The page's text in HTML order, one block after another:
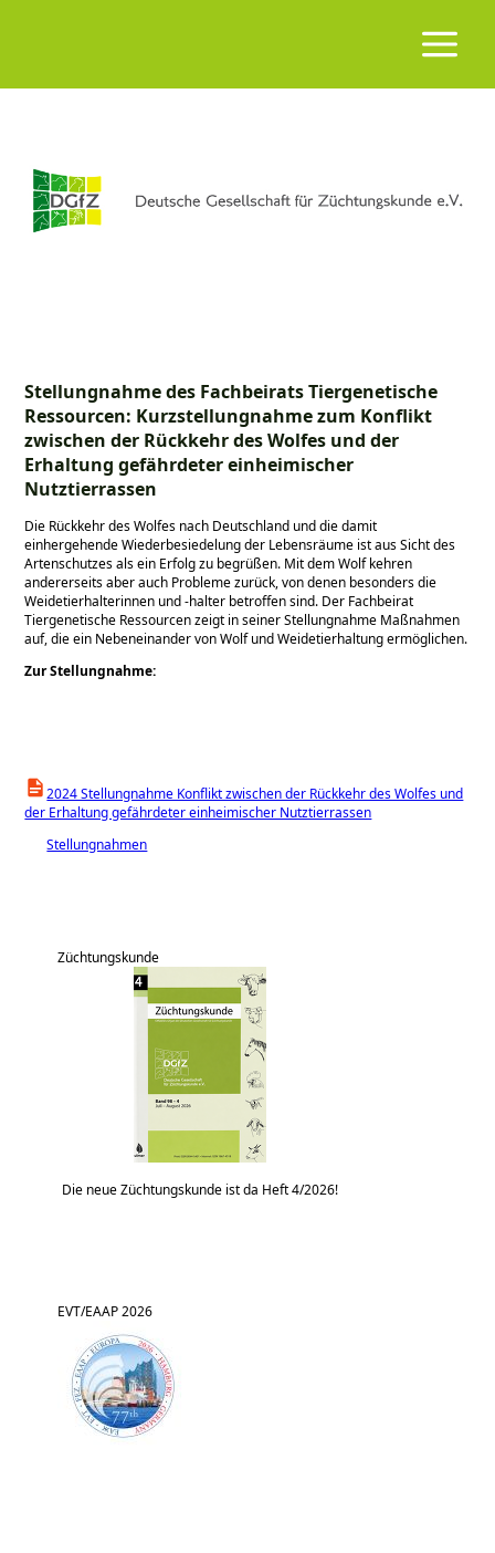
Stellungnahme des Fachbeirats Tiergenetische
Ressourcen: Kurzstellungnahme zum Konflikt
zwischen der Rückkehr des Wolfes und der
Erhaltung ge­fährdeter einheimischer
Nutztierrassen
Die Rückkehr des Wolfes nach Deutschland und die damit
einhergehende Wiederbesiede­lung der Lebensräume ist aus Sicht des
Artenschutzes als ein Erfolg zu begrüßen. Mit dem Wolf kehren
andererseits aber auch Probleme zurück, von denen besonders die
Weidetier­halterinnen und -halter betroffen sind. Der Fachbeirat
Tiergenetische Ressourcen zeigt in seiner Stellungnahme Maßnahmen
auf, die ein Nebeneinander von Wolf und Weidetierhal­tung ermöglichen.
Zur Stellungnahme:
2024 Stellungnahme Konflikt zwischen der Rückkehr des Wolfes und
der Erhaltung gefährdeter einheimischer Nutztierrassen
Stellungnahmen
Züchtungskunde
Die neue Züchtungskunde ist da Heft 4/2026!
EVT/EAAP 2026